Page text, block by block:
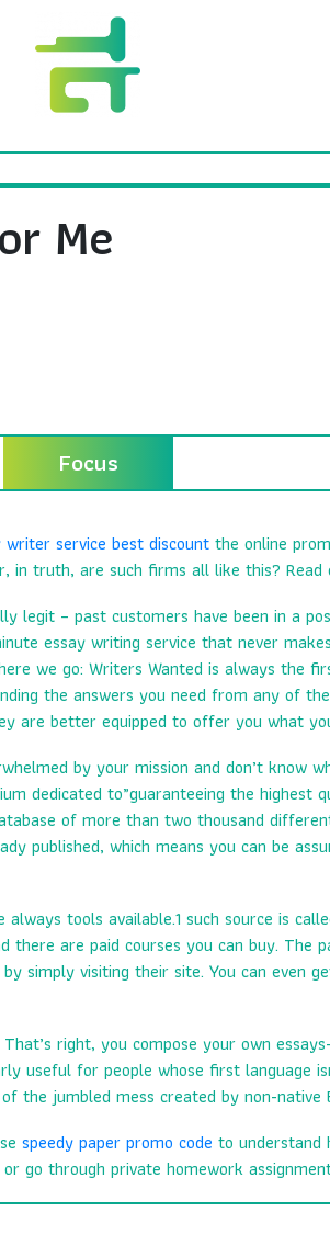
Me
Focus
writer service best discount the online
in truth, are such firms all like this?
legit – past customers have been in a
essay writing service that never
we go: Writers Wanted is always the
the answers you need from any of
are better equipped to offer you what
by your mission and don’t know
dedicated to”guaranteeing the highest
of more than two thousand
published, which means you can be
tools available.1 such source is
are paid courses you can buy. The
simply visiting their site. You can even
right, you compose your own
useful for people whose first language
jumbled mess created by non-native
speedy paper promo code to understand
go through private homework